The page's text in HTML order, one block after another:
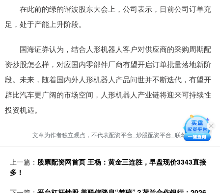
在此前的绿的谐波股东大会上，公司表示，目前公司订单充
足，处于产能上升阶段。
国海证券认为，结合人形机器人客户对供应商的采购周期配
资炒股怎么样，对应国内零部件厂商有望开启订单批量落地新阶
段。未来，随着国内外人形机器人产品问世并不断迭代，有望开
辟比汽车更广阔的市场空间，人形机器人产业链将迎来可持续性
投资机遇。
文章为作者独立观点，不代表配资平台_炒股配资平台_联华证券观点
上一篇： 股票配资网首页 王杨：黄金三连胜，早盘现价3343直接
多！